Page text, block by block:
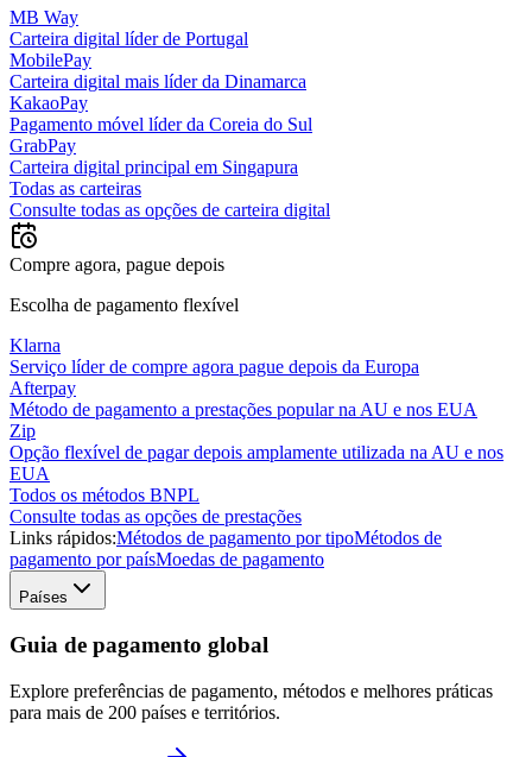
MB Way
Carteira digital líder de Portugal
MobilePay
Carteira digital mais líder da Dinamarca
KakaoPay
Pagamento móvel líder da Coreia do Sul
GrabPay
Carteira digital principal em Singapura
Todas as carteiras
Consulte todas as opções de carteira digital
Compre agora, pague depois
Escolha de pagamento flexível
Klarna
Serviço líder de compre agora pague depois da Europa
Afterpay
Método de pagamento a prestações popular na AU e nos EUA
Zip
Opção flexível de pagar depois amplamente utilizada na AU e nos
EUA
Todos os métodos BNPL
Consulte todas as opções de prestações
Links rápidos:Métodos de pagamento por tipoMétodos de
pagamento por paísMoedas de pagamento
Países
Guia de pagamento global
Explore preferências de pagamento, métodos e melhores práticas
para mais de 200 países e territórios.